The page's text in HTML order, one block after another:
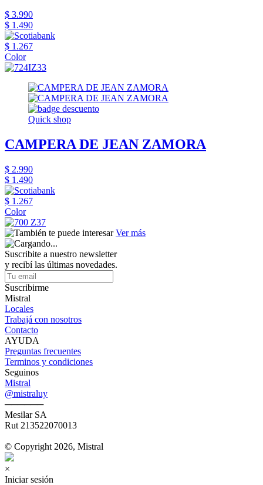
$ 3.990
$ 1.490
$ 1.267
Color
Quick shop
CAMPERA DE JEAN ZAMORA
$ 2.990
$ 1.490
$ 1.267
Color
Ver más
Suscribite a nuestro newsletter
y recibí las últimas novedades.
Suscribirme
Mistral
Locales
Trabajá con nosotros
Contacto
AYUDA
Preguntas frecuentes
Terminos y condiciones
Seguinos
Mistral
@mistraluy
──────
Mesilar SA
Rut 213522070013
© Copyright 2026, Mistral
×
Iniciar sesión